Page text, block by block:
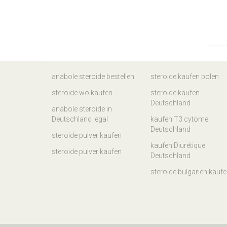
anabole steroide bestellen
steroide wo kaufen
anabole steroide in
Deutschland legal
steroide pulver kaufen
steroide pulver kaufen
steroide kaufen polen
steroide kaufen
Deutschland
kaufen T3 cytomel
Deutschland
kaufen Diurétique
Deutschland
steroide bulgarien